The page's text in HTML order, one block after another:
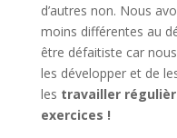
d’autres non. Nous
moins différentes au
être défaitiste car
les développer et de
les travailler
exercices !